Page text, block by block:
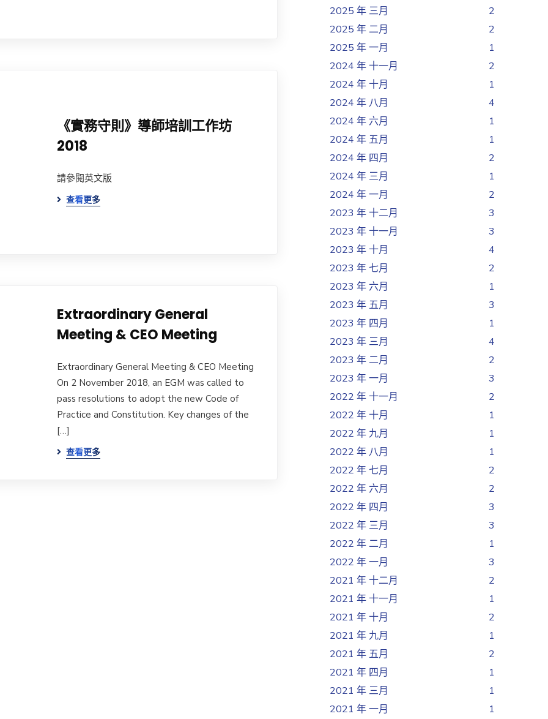
《實務守則》導師培訓工作坊
2018
請參閱英文版
查看更多
Extraordinary General
Meeting & CEO Meeting
Extraordinary General Meeting & CEO Meeting
On 2 November 2018, an EGM was called to
pass resolutions to adopt the new Code of
Practice and Constitution. Key changes of the
[…]
查看更多
2025 年 三月
2
2025 年 二月
2
2025 年 一月
1
2024 年 十一月
2
2024 年 十月
1
2024 年 八月
4
2024 年 六月
1
2024 年 五月
1
2024 年 四月
2
2024 年 三月
1
2024 年 一月
2
2023 年 十二月
3
2023 年 十一月
3
2023 年 十月
4
2023 年 七月
2
2023 年 六月
1
2023 年 五月
3
2023 年 四月
1
2023 年 三月
4
2023 年 二月
2
2023 年 一月
3
2022 年 十一月
2
2022 年 十月
1
2022 年 九月
1
2022 年 八月
1
2022 年 七月
2
2022 年 六月
2
2022 年 四月
3
2022 年 三月
3
2022 年 二月
1
2022 年 一月
3
2021 年 十二月
2
2021 年 十一月
1
2021 年 十月
2
2021 年 九月
1
2021 年 五月
2
2021 年 四月
1
2021 年 三月
1
2021 年 一月
1